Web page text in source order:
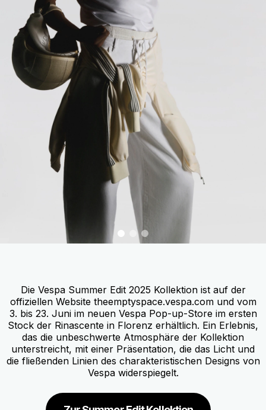
0
item
2
Die Vespa Summer Edit 2025 Kollektion ist auf der
offiziellen Website theemptyspace.vespa.com und vom
3. bis 23. Juni im neuen Vespa Pop-up-Store im ersten
Stock der Rinascente in Florenz erhältlich. Ein Erlebnis,
das die unbeschwerte Atmosphäre der Kollektion
unterstreicht, mit einer Präsentation, die das Licht und
die fließenden Linien des charakteristischen Designs von
Vespa widerspiegelt.